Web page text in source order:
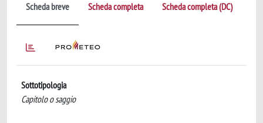
Scheda breve Scheda completa Scheda completa (DC)
Sottotipologia
Capitolo o saggio